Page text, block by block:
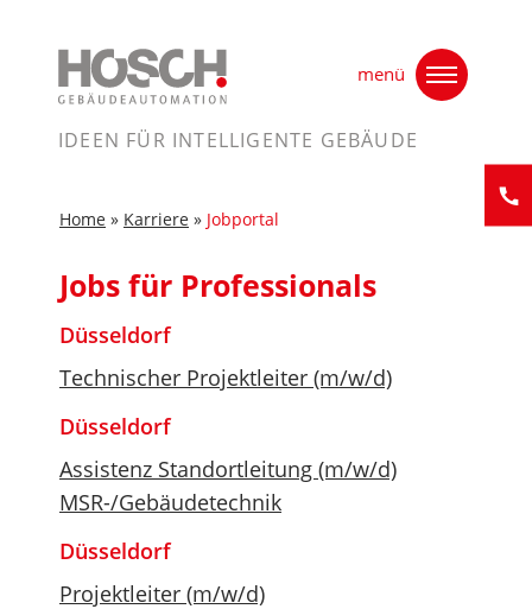
content
IDEEN FÜR INTELLIGENTE GEBÄUDE
menü
Home » Karriere » Jobportal
Jobs für Professionals
Düsseldorf
Technischer Projektleiter (m/w/d)
Düsseldorf
Assistenz Standortleitung (m/w/d)
MSR-/Gebäudetechnik
Düsseldorf
Projektleiter (m/w/d)